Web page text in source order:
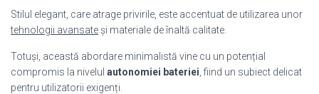
Stilul elegant, care atrage privirile, este accentuat de utilizarea unor
tehnologii avansateși materiale de înaltă calitate.
Totuși, această abordare minimalistă vine cu un potențial
compromis la nivelul autonomiei bateriei , fiind un subiect delicat
pentru utilizatorii exigenți.